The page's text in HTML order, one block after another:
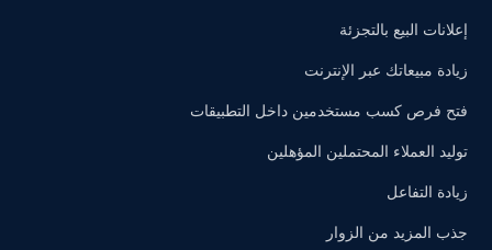
إعلانات البيع بالتجزئة
زيادة مبيعاتك عبر الإنترنت
فتح فرص كسب مستخدمين داخل التطبيقات
توليد العملاء المحتملين المؤهلين
زيادة التفاعل
جذب المزيد من الزوار